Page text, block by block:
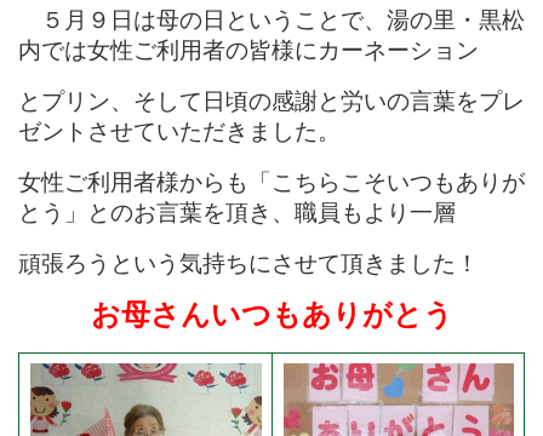
５月９日は母の日ということで、湯の里・黒松
内では女性ご利用者の皆様にカーネーション
とプリン、そして日頃の感謝と労いの言葉をプレ
ゼントさせていただきました。
女性ご利用者様からも「こちらこそいつもありが
とう」とのお言葉を頂き、職員もより一層
頑張ろうという気持ちにさせて頂きました！
お母さんいつもありがとう